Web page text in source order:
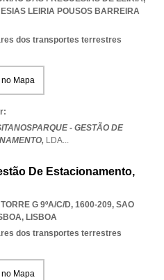
LEIRIA POUSOS BARREIRA
dos transportes terrestres
no Mapa
- GESTÃO DE
LDA...
De Estacionamento,
G 9ºA/C/D, 1600-209, SAO
, LISBOA
dos transportes terrestres
no Mapa